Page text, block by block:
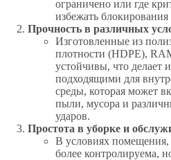
ограничено или где
избежать блокирования
Прочность в различных
Изготовленные из
плотности (HDPE),
устойчивы, что делает
подходящими для
среды, которая может
пыли, мусора и
ударов.
Простота в уборке и
В условиях помещения,
более контролируема,